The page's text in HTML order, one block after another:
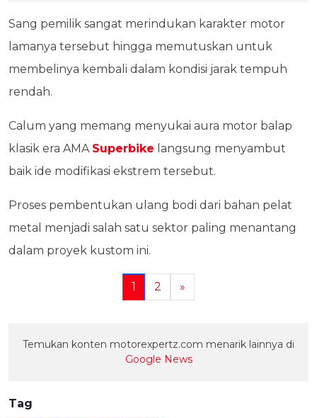
Sang pemilik sangat merindukan karakter motor
lamanya tersebut hingga memutuskan untuk
membelinya kembali dalam kondisi jarak tempuh
rendah.
Calum yang memang menyukai aura motor balap
klasik era AMA Superbike langsung menyambut
baik ide modifikasi ekstrem tersebut.
Proses pembentukan ulang bodi dari bahan pelat
metal menjadi salah satu sektor paling menantang
dalam proyek kustom ini.
1 2 »
Temukan konten motorexpertz.com menarik lainnya di
Google News
Tag